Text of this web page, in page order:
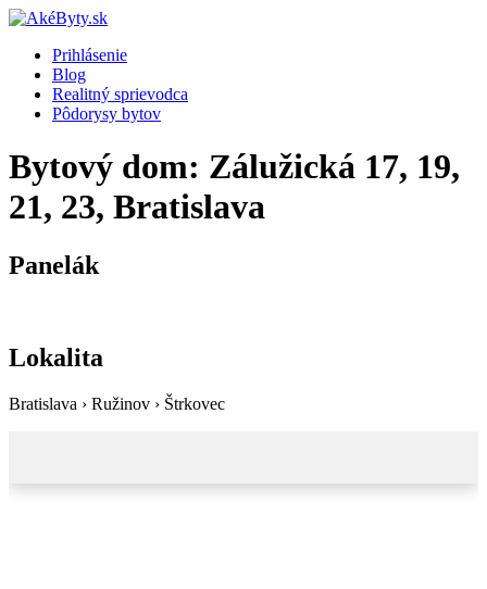
Prihlásenie
Blog
Realitný sprievodca
Pôdorysy bytov
Bytový dom: Zálužická 17, 19,
21, 23, Bratislava
Panelák
Lokalita
Bratislava › Ružinov › Štrkovec